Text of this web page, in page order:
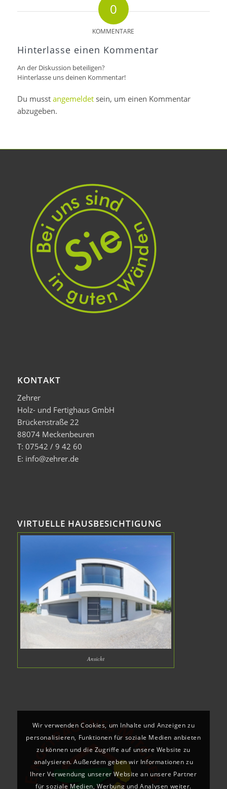
0
KOMMENTARE
Hinterlasse einen Kommentar
An der Diskussion beteiligen?
Hinterlasse uns deinen Kommentar!
Du musst angemeldetsein, um einen Kommentar
abzugeben.
KONTAKT
Zehrer
Holz- und Fertighaus GmbH
Brückenstraße 22
88074 Meckenbeuren
T: 07542 / 9 42 60
E: info@zehrer.de
VIRTUELLE HAUSBESICHTIGUNG
Ansicht
Wir verwenden Cookies, um Inhalte und Anzeigen zu
personalisieren, Funktionen für soziale Medien anbieten
zu können und die Zugriffe auf unsere Website zu
analysieren. Außerdem geben wir Informationen zu
Ihrer Verwendung unserer Website an unsere Partner
für soziale Medien, Werbung und Analysen weiter.